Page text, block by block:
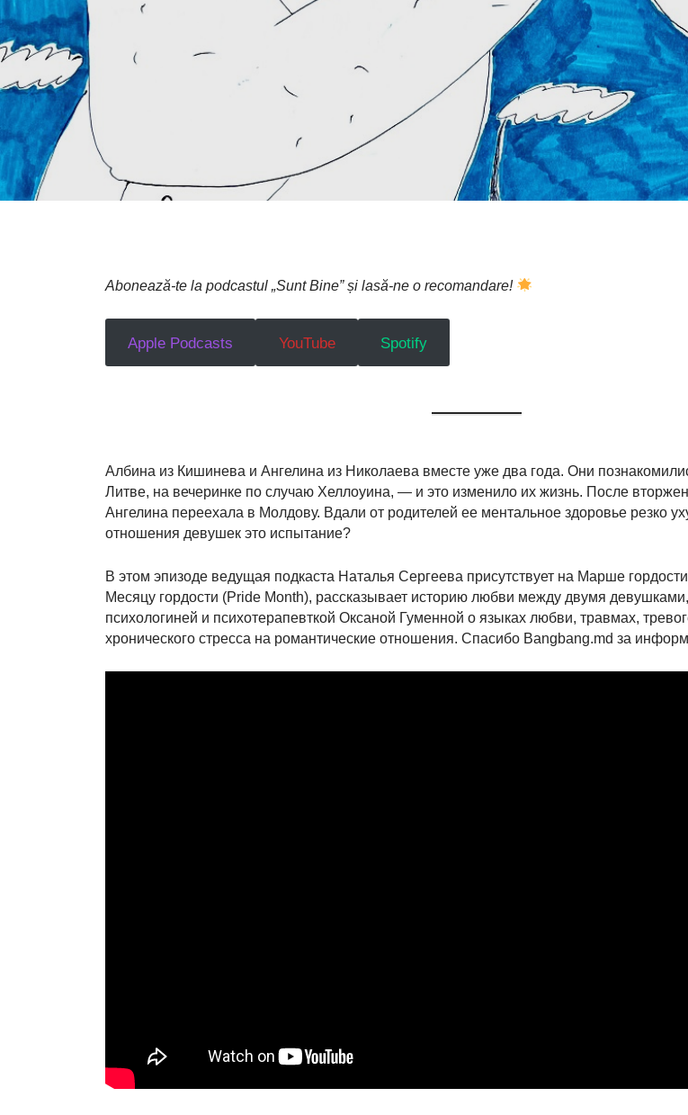
Abonează-te la podcastul „Sunt Bine” și lasă-ne o recomandare!
Apple Podcasts YouTube Spotify
Албина из Кишинева и Ангелина из Николаева вместе уже два года. Они
Литве, на вечеринке по случаю Хеллоуина, — и это изменило их жизнь. После
Ангелина переехала в Молдову. Вдали от родителей ее ментальное здоровье резко
отношения девушек это испытание?
В этом эпизоде ведущая подкаста Наталья Сергеева присутствует на Марше
Месяцу гордости (Pride Month), рассказывает историю любви между двумя
психологиней и психотерапевткой Оксаной Гуменной о языках любви, травмах,
хронического стресса на романтические отношения. Спасибо Bangbang.md за